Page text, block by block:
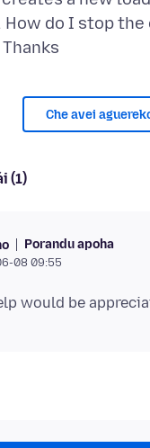
How do I stop
Che avei
(1)
Porandu apoha
08 09:55